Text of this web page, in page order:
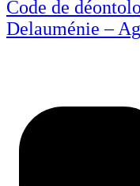
Code de
Delauménie –